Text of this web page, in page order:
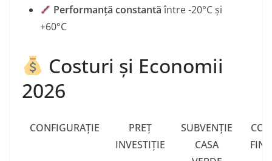
Performanță constantăîntre -20°C și
+60°C
Costuri și Economii
2026
CONFIGURAȚIE
PREȚ
INVESTIȚIE
SUBVENȚIE
CASA